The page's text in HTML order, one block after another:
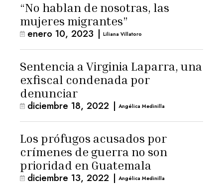
“No hablan de nosotras, las
mujeres migrantes”
enero 10, 2023 | Liliana Villatoro
Sentencia a Virginia Laparra, una
exfiscal condenada por
denunciar
diciembre 18, 2022 | Angélica Medinilla
Los prófugos acusados por
crímenes de guerra no son
prioridad en Guatemala
diciembre 13, 2022 | Angélica Medinilla